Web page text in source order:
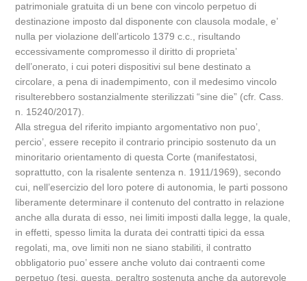
patrimoniale gratuita di un bene con vincolo perpetuo di
destinazione imposto dal disponente con clausola modale, e’
nulla per violazione dell’articolo 1379 c.c., risultando
eccessivamente compromesso il diritto di proprieta’
dell’onerato, i cui poteri dispositivi sul bene destinato a
circolare, a pena di inadempimento, con il medesimo vincolo
risulterebbero sostanzialmente sterilizzati “sine die” (cfr. Cass.
n. 15240/2017).
Alla stregua del riferito impianto argomentativo non puo’,
percio’, essere recepito il contrario principio sostenuto da un
minoritario orientamento di questa Corte (manifestatosi,
soprattutto, con la risalente sentenza n. 1911/1969), secondo
cui, nell’esercizio del loro potere di autonomia, le parti possono
liberamente determinare il contenuto del contratto in relazione
anche alla durata di esso, nei limiti imposti dalla legge, la quale,
in effetti, spesso limita la durata dei contratti tipici da essa
regolati, ma, ove limiti non ne siano stabiliti, il contratto
obbligatorio puo’ essere anche voluto dai contraenti come
perpetuo (tesi, questa, peraltro sostenuta anche da autorevole